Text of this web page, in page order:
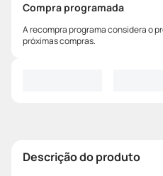
Compra programada
A recompra programa considera o
próximas compras.
Descrição do produto